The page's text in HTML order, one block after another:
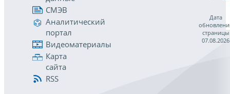
СМЭВ
Аналитический
портал
Видеоматериалы
Карта
сайта
RSS
Дата
страницы
07.08.2026